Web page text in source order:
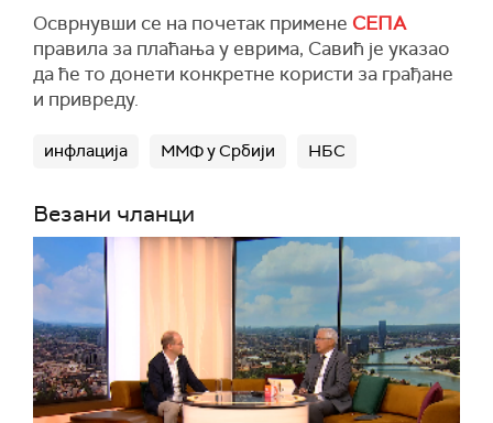
Осврнувши се на почетак примене СЕПА
правила за плаћања у еврима, Савић је указао
да ће то донети конкретне користи за грађане
и привреду.
инфлација ММФ у Србији НБС
Везани чланци